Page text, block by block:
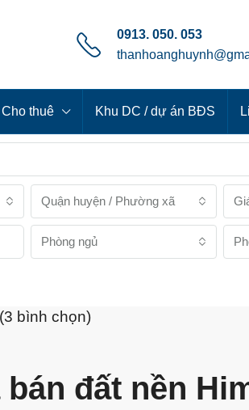
0913. 050. 053
Cho thuê Khu DC / dự án BĐS
Quận huyện / Phường xã
Phòng ngủ
bình chọn)
đất nền